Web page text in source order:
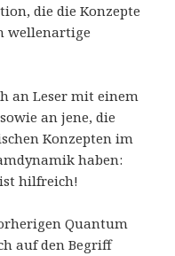
die die Konzepte
wellenartige
an Leser mit einem
an jene, die
Konzepten im
haben:
hilfreich!
Quantum
auf den Begriff